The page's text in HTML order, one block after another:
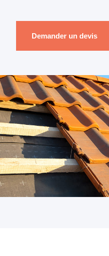
Demander un devis